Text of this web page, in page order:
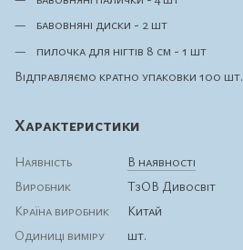
бавовняні диски - 2 шт
пилочка для нігтів 8 см - 1 шт
Відправляємо кратно упаковки 100 шт.
Характеристики
Наявність
В наявності
Виробник
ТзОВ Дивосвіт
Країна виробник
Китай
Одиниці виміру
шт.